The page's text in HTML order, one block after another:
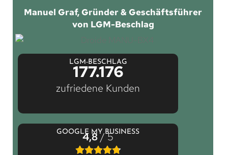
Manuel Graf, Gründer & Geschäftsführer
von LGM-Beschlag
LGM-BESCHLAG
177.176
zufriedene Kunden
GOOGLE MY BUSINESS
4,8/ 5